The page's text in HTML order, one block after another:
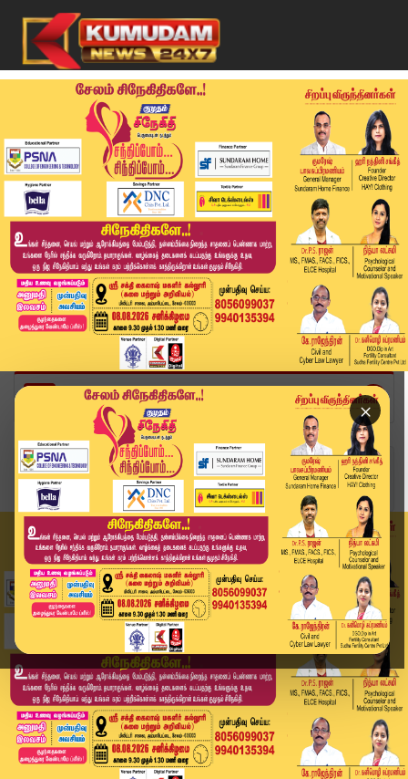
×
Home
வீடியோ ஸ்டோரி
தங்கம் விலை மீண்டும் உயர்ந்தது | Gold Rate Toda...